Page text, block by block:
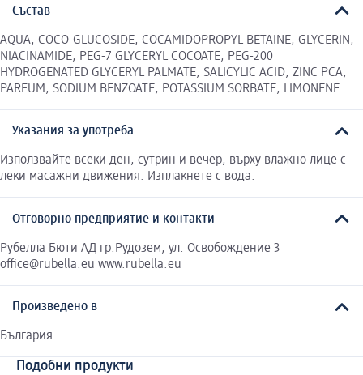
Състав
AQUA, COCO-GLUCOSIDE, COCAMIDOPROPYL BETAINE, GLYCERIN,
NIACINAMIDE, PEG-7 GLYCERYL COCOATE, PEG-200
HYDROGENATED GLYCERYL PALMATE, SALICYLIC ACID, ZINC PCA,
PARFUM, SODIUM BENZOATE, POTASSIUM SORBATE, LIMONENE
Указания за употреба
Използвайте всеки ден, сутрин и вечер, върху влажно лице с
леки масажни движения. Изплакнете с вода.
Отговорно предприятие и контакти
Рубелла Бюти АД гр.Рудозем, ул. Освобождение 3
office@rubella.eu www.rubella.eu
Произведено в
България
Подобни продукти